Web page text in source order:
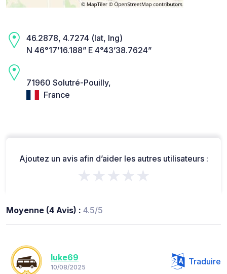
46.2878, 4.7274 (lat, lng)
N 46°17’16.188” E 4°43’38.7624”
71960 Solutré-Pouilly,
France
Ajoutez un avis afin d’aider les autres utilisateurs :
★★★★★
Moyenne (4 Avis) : 4.5/5
luke69
10/08/2025
Traduire